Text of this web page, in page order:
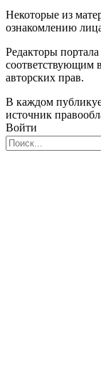
Некоторые из
ознакомлению
Редакторы
соответствующим
авторских прав.
В каждом
источник
Войти